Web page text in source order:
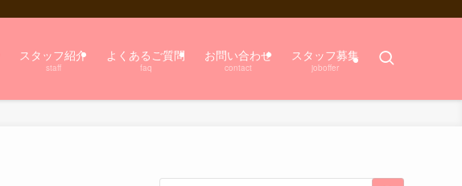
スタッフ紹介
staff
よくあるご質問
faq
お問い合わせ
contact
スタッフ募集
joboffer